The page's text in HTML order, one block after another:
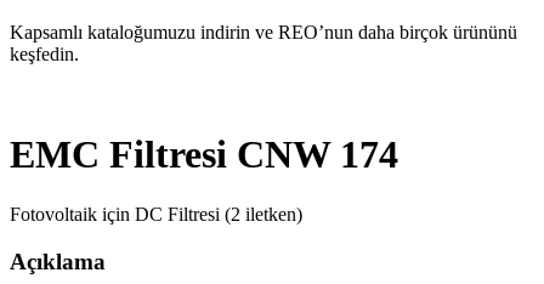
Kapsamlı kataloğumuzu indirin ve REO’nun daha birçok ürününü
keşfedin.
EMC Filtresi CNW 174
Fotovoltaik için DC Filtresi (2 iletken)
Açıklama